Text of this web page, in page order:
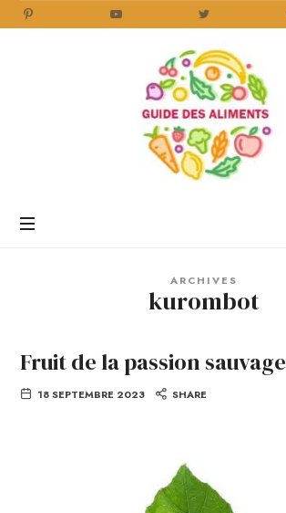
Aliments
ARCHIVES
kurombot
Fruit de la passion sauvage
18 SEPTEMBRE 2023 SHARE